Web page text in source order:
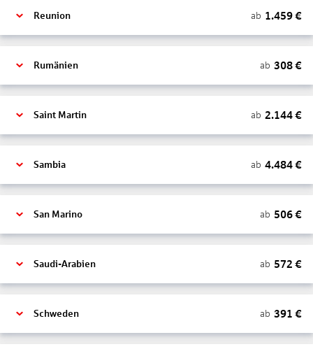
Reunion ab 1.459€
Rumänien ab 308€
Saint Martin ab 2.144€
Sambia ab 4.484€
San Marino ab 506€
Saudi-Arabien ab 572 €
Schweden ab 391 €